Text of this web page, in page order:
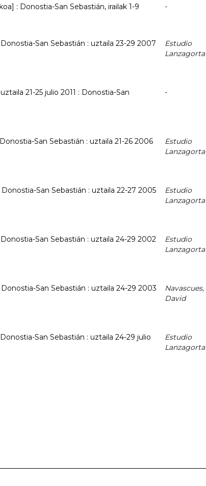
: Donostia-San Sebastián, irailak 1-9
-
San Sebastián : uztaila 23-29 2007
Estudio
Lanzagorta
21-25 julio 2011 : Donostia-San
-
San Sebastián : uztaila 21-26 2006
Estudio
Lanzagorta
San Sebastián : uztaila 22-27 2005
Estudio
Lanzagorta
San Sebastián : uztaila 24-29 2002
Estudio
Lanzagorta
San Sebastián : uztaila 24-29 2003
Navascues,
David
San Sebastián : uztaila 24-29 julio
Estudio
Lanzagorta